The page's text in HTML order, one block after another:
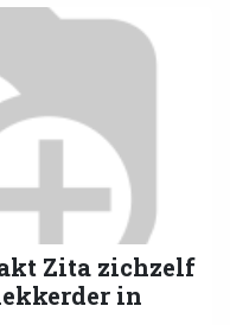
Zita zichzelf
in